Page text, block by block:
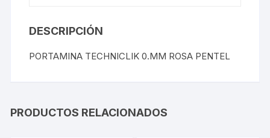
DESCRIPCIÓN
PORTAMINA TECHNICLIK 0.MM ROSA PENTEL
PRODUCTOS RELACIONADOS